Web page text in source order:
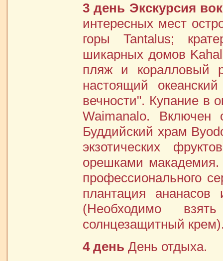
3 день Экскурсия
интересных мест
горы Tantalus;
шикарных домов
пляж и коралловый
настоящий
вечности". Купание в
Waimanalo. Включен
Буддийский храм
экзотических
орешками
профессионального
плантация
(Необходимо
солнцезащитный
4 день День отдыха.